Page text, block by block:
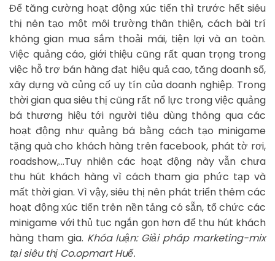
Để tăng cường hoạt động xúc tiến thì trước hết siêu
thị nên tạo một môi trường thân thiện, cách bài trí
không gian mua sắm thoải mái, tiện lợi và an toàn.
Việc quảng cáo, giới thiệu cũng rất quan trọng trong
việc hỗ trợ bán hàng đạt hiệu quả cao, tăng doanh số,
xây dựng và củng cố uy tín của doanh nghiệp. Trong
thời gian qua siêu thị cũng rất nổ lực trong việc quảng
bá thương hiệu tới người tiêu dùng thông qua các
hoạt động như quảng bá bằng cách tạo minigame
tặng quà cho khách hàng trên facebook, phát tờ rơi,
roadshow,…Tuy nhiên các hoạt động này vẫn chưa
thu hút khách hàng vì cách tham gia phức tạp và
mất thời gian. Vì vậy, siêu thị nên phát triển thêm các
hoạt động xúc tiến trên nền tảng có sẵn, tổ chức các
minigame với thủ tục ngắn gọn hơn để thu hút khách
hàng tham gia. Khóa luận: Giải pháp marketing-mix
tại siêu thị Co.opmart Huế.